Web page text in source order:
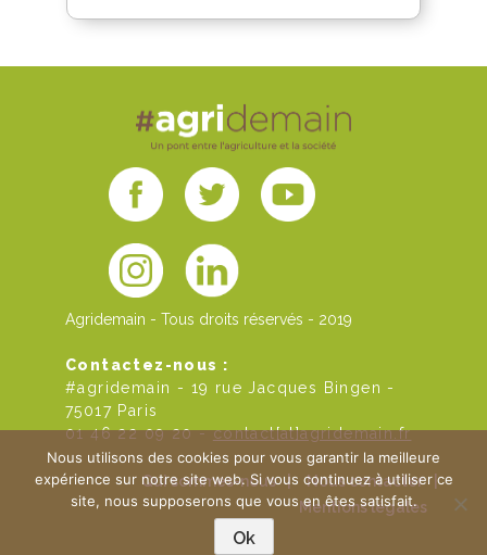
Agridemain - Tous droits réservés - 2019
Contactez-nous :
#agridemain - 19 rue Jacques Bingen -
75017 Paris
01 46 22 09 20 -contact[at]agridemain.fr
Qui sommes-nous | Nous contacter
|
Mentions légales
Nous utilisons des cookies pour vous garantir la meilleure
expérience sur notre site web. Si vous continuez à utiliser ce
site, nous supposerons que vous en êtes satisfait.
Ok